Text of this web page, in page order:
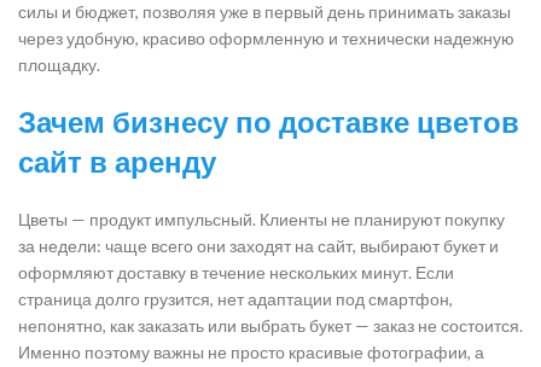
силы и бюджет, позволяя уже в первый день принимать заказы
через удобную, красиво оформленную и технически надежную
площадку.
Зачем бизнесу по доставке цветов
сайт в аренду
Цветы — продукт импульсный. Клиенты не планируют покупку
за недели: чаще всего они заходят на сайт, выбирают букет и
оформляют доставку в течение нескольких минут. Если
страница долго грузится, нет адаптации под смартфон,
непонятно, как заказать или выбрать букет — заказ не состоится.
Именно поэтому важны не просто красивые фотографии, а